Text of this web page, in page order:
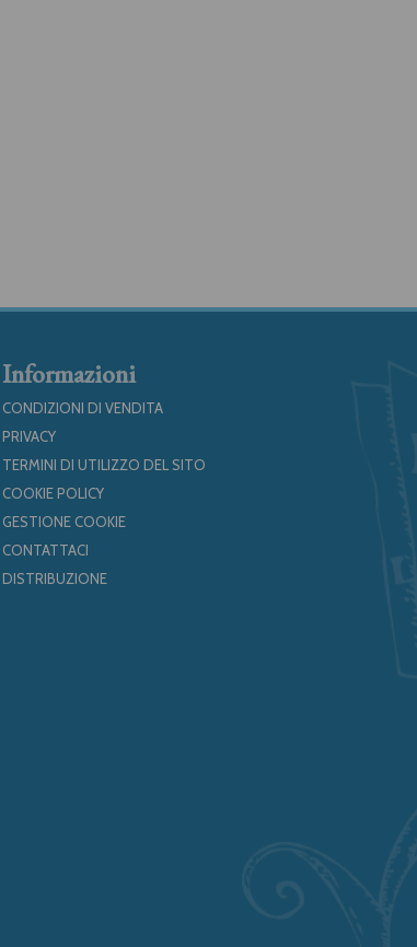
Informazioni
CONDIZIONI DI VENDITA
PRIVACY
TERMINI DI UTILIZZO DEL SITO
COOKIE POLICY
GESTIONE COOKIE
CONTATTACI
DISTRIBUZIONE